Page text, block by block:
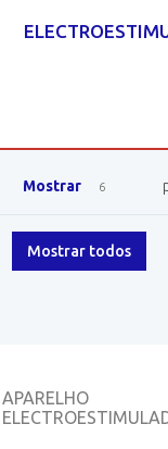
Mostrar 6
Mostrar todos
APARELHO